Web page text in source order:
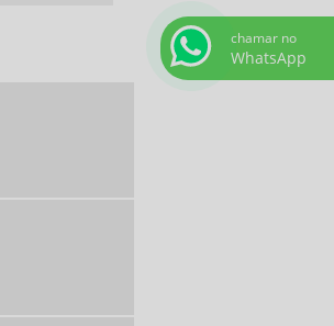
chamar no
WhatsApp